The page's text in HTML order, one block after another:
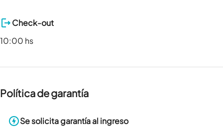
Check-out
10:00 hs
Política de garantía
Se solicita garantía al ingreso